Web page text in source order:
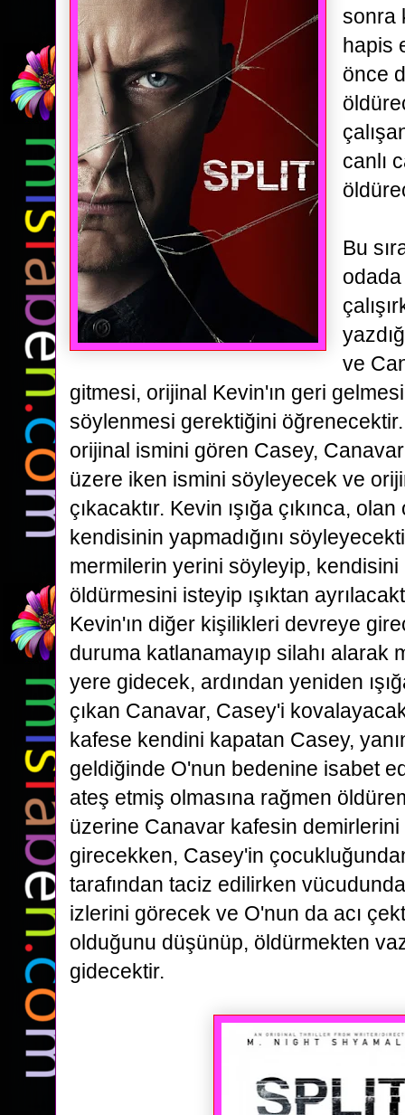
sonra
hapis
önce
canlı
Bu
ve
gitmesi, orijinal Kevin'ın geri
söylenmesi gerektiğini
orijinal ismini gören Casey,
üzere iken ismini söyleyecek ve
çıkacaktır. Kevin ışığa çıkınca, olan
kendisinin yapmadığını
mermilerin yerini söyleyip,
öldürmesini isteyip ışıktan
Kevin'ın diğer kişilikleri devreye
duruma katlanamayıp silahı alarak
yere gidecek, ardından yeniden
çıkan Canavar, Casey'i
kafese kendini kapatan Casey,
geldiğinde O'nun bedenine isabet
ateş etmiş olmasına rağmen
üzerine Canavar kafesin demirlerini
girecekken, Casey'in
tarafından taciz edilirken
izlerini görecek ve O'nun da acı
olduğunu düşünüp, öldürmekten
gidecektir.